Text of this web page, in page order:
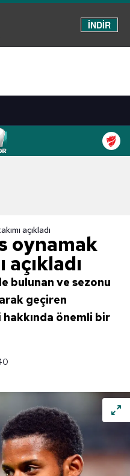
İNDİR
açıkladı
oynamak
bulunan ve sezonu
geçiren
önemli bir